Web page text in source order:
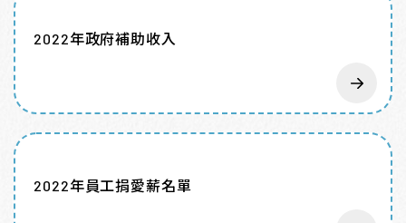
2022年政府補助收入
2022年員工捐愛薪名單